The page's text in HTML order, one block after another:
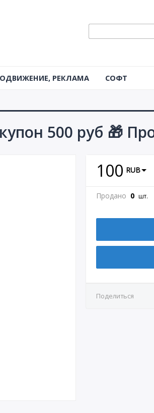
РЕКЛАМА СОФТ
500 руб 🎁
100 RUB
Продано 0 шт.
Поделиться